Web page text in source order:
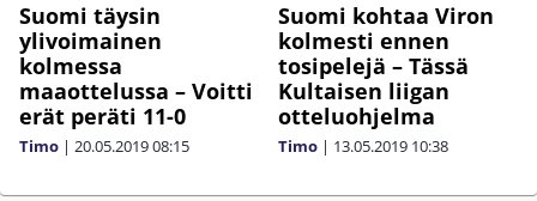
Suomi täysin
ylivoimainen
kolmessa
maaottelussa – Voitti
erät peräti 11-0
Timo | 20.05.201908:15
Suomi kohtaa Viron
kolmesti ennen
tosipelejä – Tässä
Kultaisen liigan
otteluohjelma
Timo | 13.05.2019 10:38